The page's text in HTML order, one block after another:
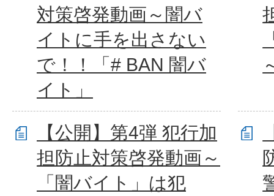
対策啓発動画～闇バ
イトに手を出さない
で！！「# BAN 闇バ
イト」
【公開】第4弾 犯行加
担防止対策啓発動画～
「闇バイト」は犯